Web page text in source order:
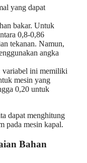
yang dapat
bakar. Untuk
0,8-0,86
tekanan. Namun,
angka
variabel ini memiliki
mesin yang
0,20 untuk
dapat menghitung
pada mesin kapal.
Bahan